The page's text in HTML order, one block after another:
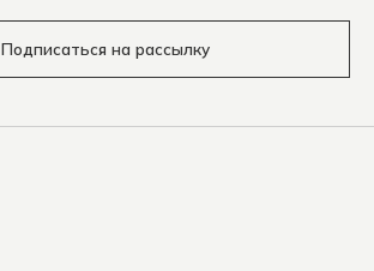
Подписаться на рассылку